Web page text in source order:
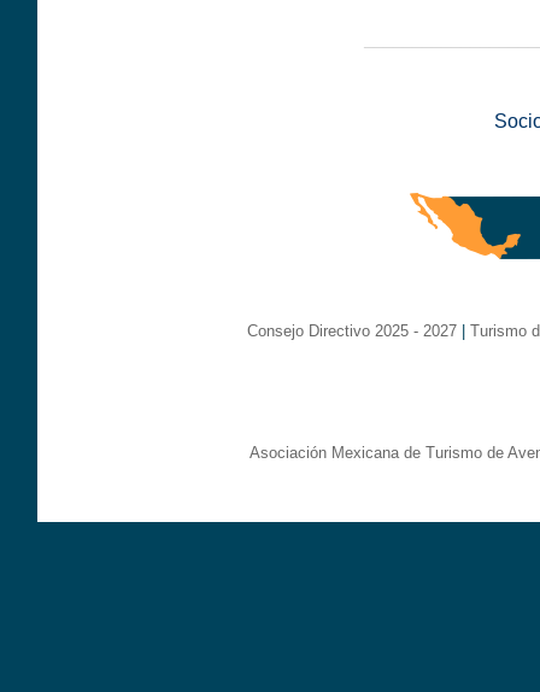
Consejo Directivo 2025 - 2027| Turismo
Asociación Mexicana de Turismo de